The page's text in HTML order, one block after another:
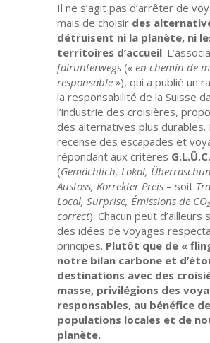
Il ne s’agit pas d’arrêter de
mais de choisir des
détruisent ni la planète, ni
territoires d’accueil.
fairunterwegs(« en chemin de
responsable »), qui a publié un
la responsabilité de la Suisse
l’industrie des croisières,
des alternatives plus durables.
recense des escapades et
répondant aux critères
(Gemächlich, Lokal,
Austoss, Korrekter Preis– soit
Local, Surprise, Émissions de
correct). Chacun peut d’ailleurs
des idées de voyages
principes. Plutôt que de «
notre bilan carbone et
destinations avec des
masse, privilégions des
responsables, au bénéfice
populations locales et de
planète.